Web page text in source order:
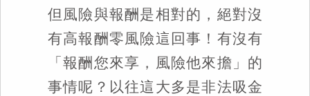
但風險與報酬是相對的，絕對沒
有高報酬零風險這回事！有沒有
「報酬您來享，風險他來擔」的
事情呢？以往這大多是非法吸金